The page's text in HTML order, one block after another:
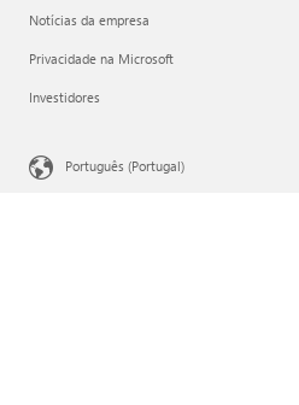
Notícias da empresa
Privacidade na Microsoft
Investidores
Português (Portugal)